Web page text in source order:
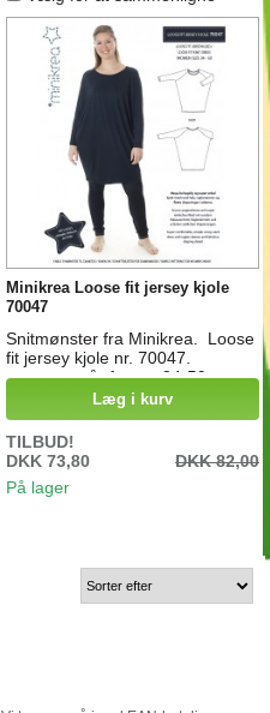
Minikrea Loose fit jersey kjole
70047
Snitmønster fra Minikrea. Loose
fit jersey kjole nr. 70047.
mønstret går fra str. 34-50
Læg i kurv
TILBUD!
DKK 73,80
DKK 82,00
På lager